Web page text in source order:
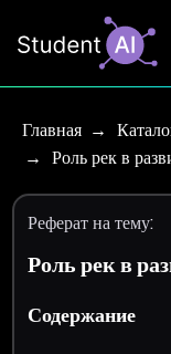
Главная
Роль рек в
Реферат на тему:
Роль рек в
Содержание